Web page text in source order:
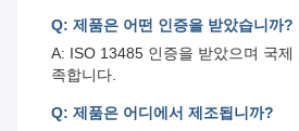
Q: 제품은 어떤 인증을 받았습니까?
A: ISO 13485 인증을 받았으며 국제
족합니다.
Q: 제품은 어디에서 제조됩니까?